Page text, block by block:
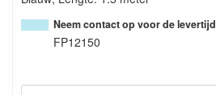
Neem contact op voor de
FP12150